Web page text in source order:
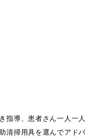
指導、患者さん一人一人
清掃用具を選んでアドバ